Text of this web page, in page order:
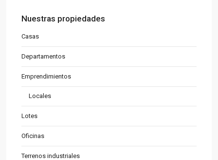
Nuestras propiedades
Casas
Departamentos
Emprendimientos
Locales
Lotes
Oficinas
Terrenos industriales